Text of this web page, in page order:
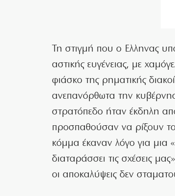
Τη στιγμή που ο Ελληνας
αστικής ευγένειας, με
φιάσκο της ρηματικής
ανεπανόρθωτα την
στρατόπεδο ήταν έκδηλη
προσπαθούσαν να ρίξουν
κόμμα έκαναν λόγο για μια
διαταράσσει τις σχέσεις
οι αποκαλύψεις δεν